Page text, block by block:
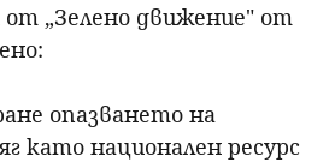
от „Зелено движение" от
опазването на
като национален ресурс